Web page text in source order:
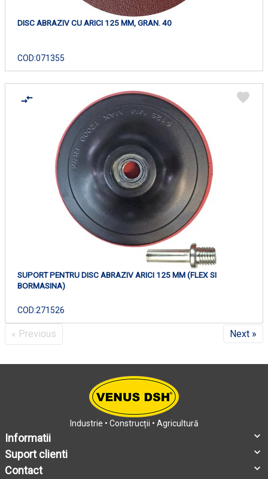
DISC ABRAZIV CU ARICI 125 MM, GRAN. 40
COD:071355
SUPORT PENTRU DISC ABRAZIV ARICI 125 MM (FLEX SI
BORMASINA)
COD:271526
« Previous Next »
Industrie • Construcții • Agricultură
Informatii
Suport clienti
Contact